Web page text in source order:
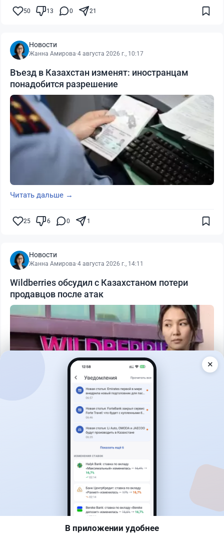
50 13 0 21
Новости
Жанна Амирова·4 августа 2026 г., 10:17
Въезд в Казахстан изменят: иностранцам
понадобится разрешение
Читать дальше →
25 6 0 1
Новости
Жанна Амирова·4 августа 2026 г., 14:11
Wildberries обсудил с Казахстаном потери
продавцов после атак
12
4 августа 2026 г., 16:52
Предпринимателей в Казахстане "достали"
обзвоны банков: как от них отказаться
✕
В приложении удобнее